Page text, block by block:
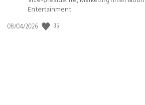
Entertainment
Date
08/04/2026 35